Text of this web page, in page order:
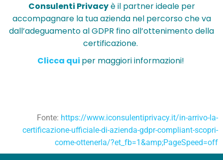
Consulenti Privacyè il partner ideale per
accompagnare la tua azienda nel percorso che va
dall’adeguamento al GDPR fino all’ottenimento della
certificazione.
Clicca qui per maggiori informazioni!
Fonte: https://www.iconsulentiprivacy.it/in-arrivo-la-
certificazione-ufficiale-di-azienda-gdpr-compliant-scopri-
come-ottenerla/?et_fb=1&amp;PageSpeed=off